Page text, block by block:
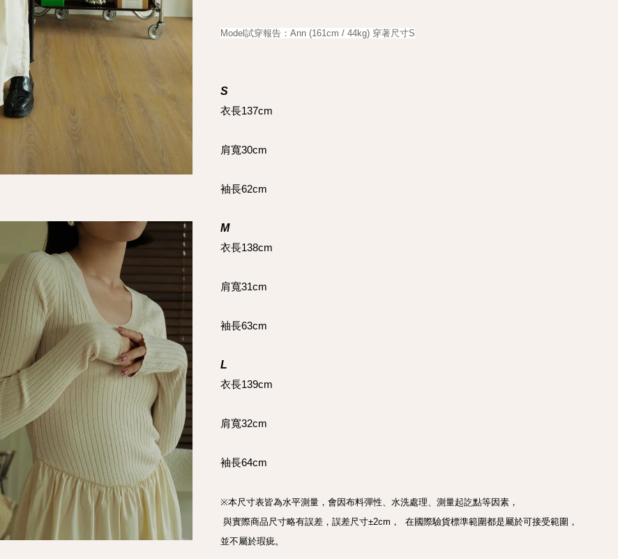
S
衣長137cm
肩寬30cm
袖長62cm
M
衣長138cm
肩寬31cm
袖長63cm
L
衣長139cm
肩寬32cm
袖長64cm
※本尺寸表皆為水平測量，會因布料彈性、水洗處理、測量起訖點等因素，
與實際商品尺寸略有誤差，誤差尺寸±2cm，  在國際驗貨標準範圍都是屬於可接受範圍，
並不屬於瑕疵。